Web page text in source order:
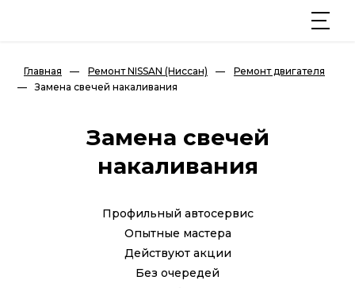
Главная — Ремонт NISSAN (Ниссан) —
Ремонт двигателя
—
Замена свечей накаливания
Замена свечей
накаливания
Профильный автосервис
Опытные мастера
Действуют акции
Без очередей